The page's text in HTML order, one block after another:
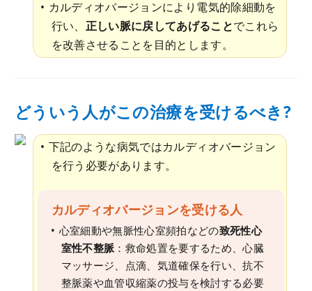
カルディオバージョンにより電気的除細動を
行い、 正しい脈に戻してあげることでこれら
を改善させることを目的とします。
どういう人がこの治療を受けるべき?
下記のような病気ではカルディオバージョン
を行う必要があります。
カルディオバージョンを受ける人
心室細動や無脈性心室頻拍などの致死性心
室性不整脈：救命処置を要するため、心臓
マッサージ、点滴、気道確保を行い、抗不
整脈薬や血管収縮薬の投与を検討する必要